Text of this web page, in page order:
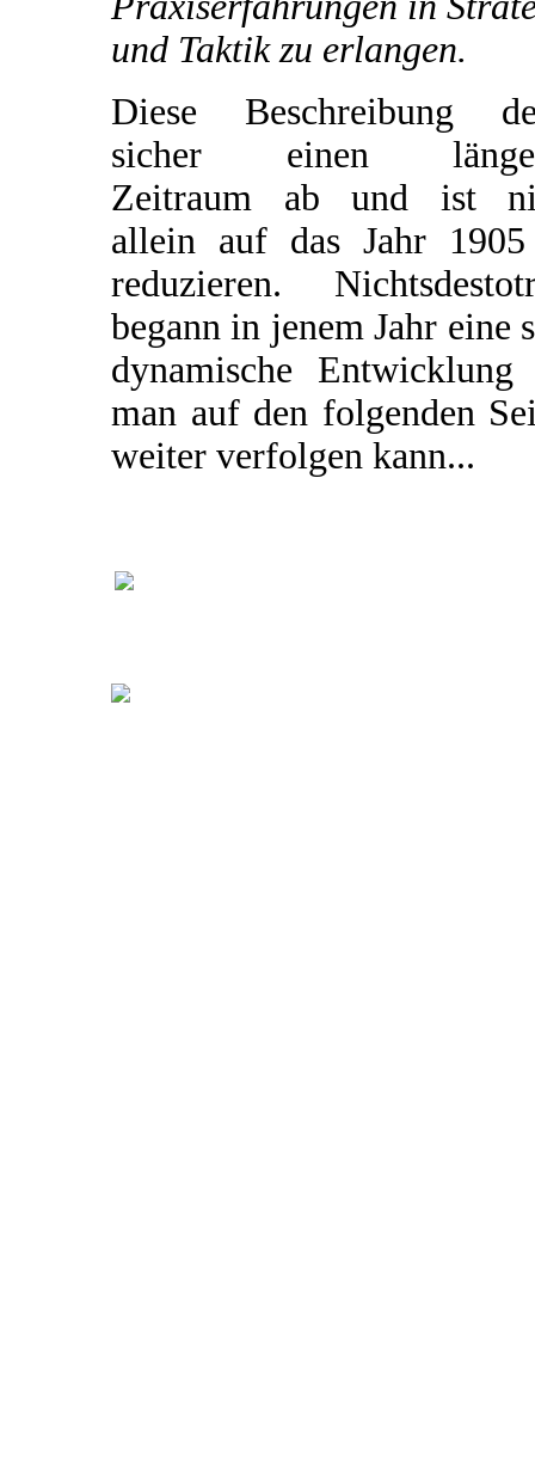
und Taktik zu erlangen.
Diese Beschreibung
sicher einen
Zeitraum ab und ist
allein auf das Jahr
reduzieren.
begann in jenem Jahr eine
dynamische Entwicklung
man auf den folgenden
weiter verfolgen kann...